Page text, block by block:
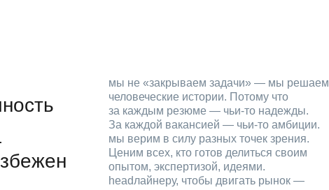
мы не «закрываем задачи» — мы решаем
человеческие истории. Потому что
за каждым резюме — чьи‑то надежды.
За каждой вакансией — чьи‑то амбиции.
мы верим в силу разных точек зрения.
Ценим всех, кто готов делиться своим
опытом, экспертизой, идеями.
headлайнеру, чтобы двигать рынок —